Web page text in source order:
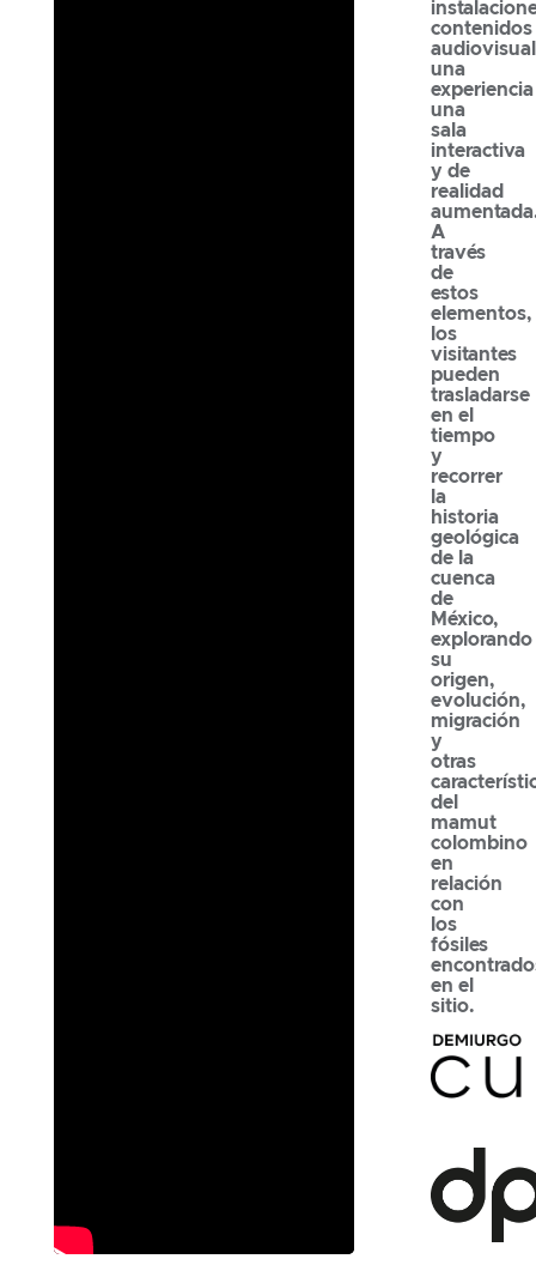
contenidos
una
una
sala
interactiva
y de
realidad
A
través
de
estos
elementos,
los
visitantes
pueden
trasladarse
en el
tiempo
y
recorrer
la
historia
geológica
de la
cuenca
de
México,
explorando
su
origen,
evolución,
migración
y
otras
del
mamut
colombino
en
relación
con
los
fósiles
en el
sitio.